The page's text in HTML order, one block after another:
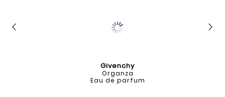
Givenchy
Organza
Eau de parfum